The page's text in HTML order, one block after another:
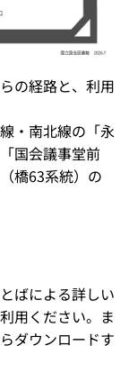
の経路と、利用
・南北線の「永
国会議事堂前
橋63系統）の
ばによる詳しい
用ください。ま
ダウンロードす